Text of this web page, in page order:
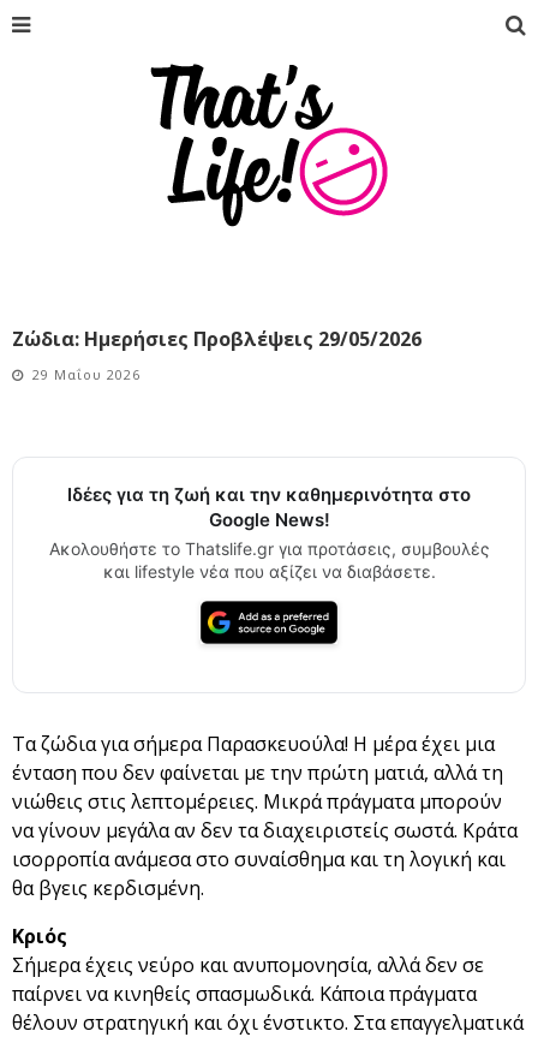
Ζώδια: Ημερήσιες Προβλέψεις 29/05/2026
29 Μαΐου 2026
Ιδέες για τη ζωή και την καθημερινότητα στο
Google News!
Ακολουθήστε το Thatslife.gr για προτάσεις, συμβουλές
και lifestyle νέα που αξίζει να διαβάσετε.
Τα ζώδια για σήμερα Παρασκευούλα! Η μέρα έχει μια
ένταση που δεν φαίνεται με την πρώτη ματιά, αλλά τη
νιώθεις στις λεπτομέρειες. Μικρά πράγματα μπορούν
να γίνουν μεγάλα αν δεν τα διαχειριστείς σωστά. Κράτα
ισορροπία ανάμεσα στο συναίσθημα και τη λογική και
θα βγεις κερδισμένη.
Κριός
Σήμερα έχεις νεύρο και ανυπομονησία, αλλά δεν σε
παίρνει να κινηθείς σπασμωδικά. Κάποια πράγματα
θέλουν στρατηγική και όχι ένστικτο. Στα επαγγελματικά